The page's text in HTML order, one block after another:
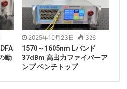
動
2025年10月23日 326
1570～1605nm Lバンド
37dBm 高出力ファイバーア
ンプ ベンチトップ